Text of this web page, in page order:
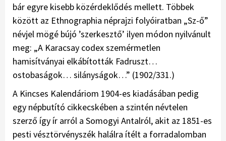
bár egyre kisebb közérdeklődés mellett. Többek
között az Ethnographia néprajzi folyóiratban „Sz-ő”
névjel mögé bújó ’szerkesztő’ ilyen módon nyilvánult
meg: „A Karacsay codex szemérmetlen
hamisítványai elkábították Fadruszt…
ostobaságok… silányságok…” (1902/331.)
A Kincses Kalendáriom 1904-es kiadásában pedig
egy népbutító cikkecskében a szintén névtelen
szerző így ír arról a Somogyi Antalról, akit az 1851-es
pesti vésztörvényszék halálra ítélt a forradalomban